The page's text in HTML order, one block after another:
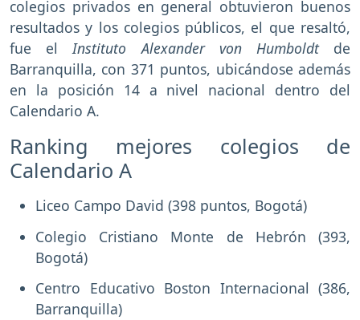
colegios privados en general obtuvieron buenos
resultados y los colegios públicos, el que resaltó,
fue elInstituto Alexander von Humboldtde
Barranquilla, con 371 puntos, ubicándose además
en la posición 14 a nivel nacional dentro del
Calendario A.
Ranking mejores colegios de
Calendario A
Liceo Campo David (398 puntos, Bogotá)
Colegio Cristiano Monte de Hebrón (393,
Bogotá)
Centro Educativo Boston Internacional (386,
Barranquilla)